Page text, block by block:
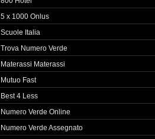
5 x 1000 Onlus
Scuole Italia
Trova Numero Verde
Materassi Materassi
Mutuo Fast
Best 4 Less
Numero Verde Online
Numero Verde Assegnato